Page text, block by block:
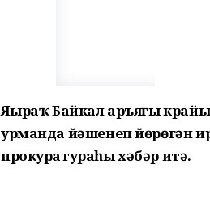
Яңыраҡ Байкал аръяғы
урманда йәшенеп йөрөгән
прокуратураһы хәбәр итә.